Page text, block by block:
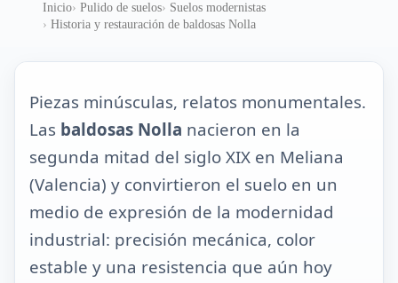
Inicio Pulido de suelos
Suelos modernistas
Historia y restauración de baldosas Nolla
Piezas minúsculas, relatos monumentales.
Las baldosas Nolla nacieron en la
segunda mitad del siglo XIX en Meliana
(Valencia) y convirtieron el suelo en un
medio de expresión de la modernidad
industrial: precisión mecánica, color
estable y una resistencia que aún hoy